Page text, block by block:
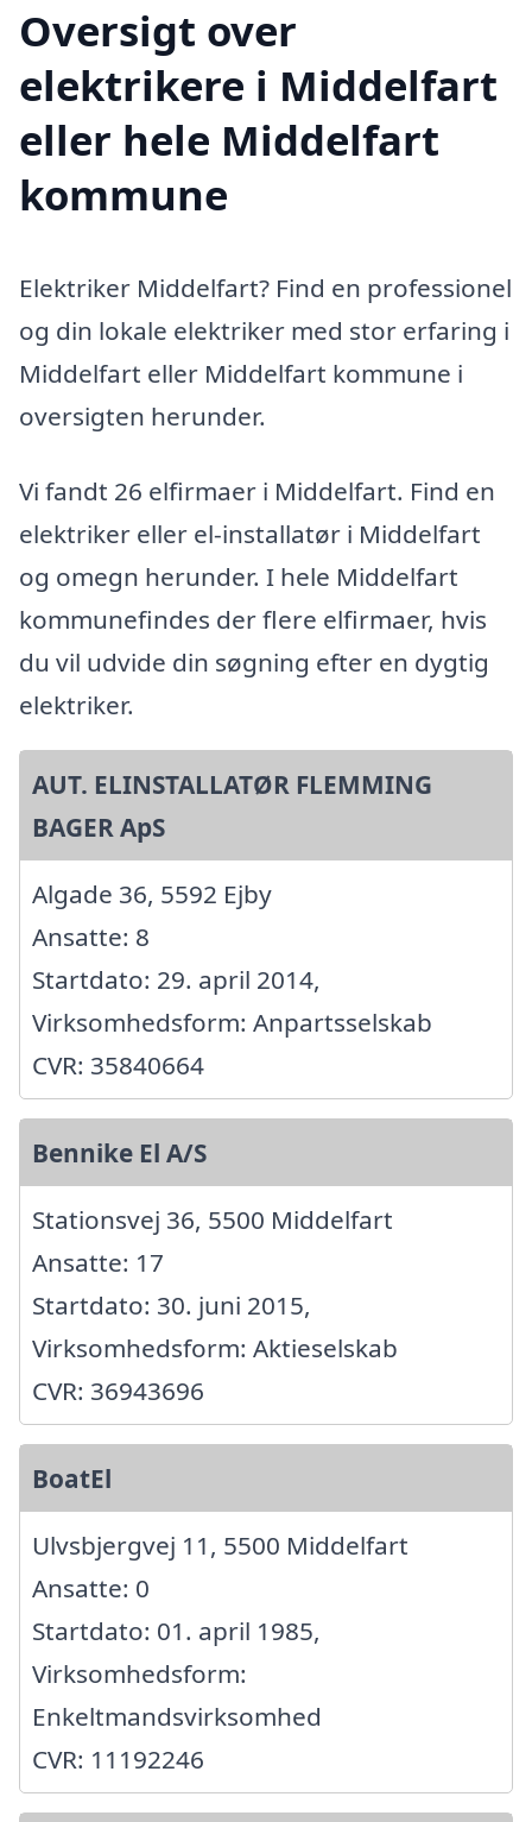
Oversigt over
elektrikere i Middelfart
eller hele Middelfart
kommune
Elektriker Middelfart? Find en professionel
og din lokale elektriker med stor erfaring i
Middelfart eller Middelfart kommune i
oversigten herunder.
Vi fandt 26 elfirmaer i Middelfart. Find en
elektriker eller el-installatør i Middelfart
og omegn herunder. I hele Middelfart
kommunefindes der flere elfirmaer, hvis
du vil udvide din søgning efter en dygtig
elektriker.
AUT. ELINSTALLATØR FLEMMING
BAGER ApS
Algade 36, 5592 Ejby
Ansatte: 8
Startdato: 29. april 2014,
Virksomhedsform: Anpartsselskab
CVR: 35840664
Bennike El A/S
Stationsvej 36, 5500 Middelfart
Ansatte: 17
Startdato: 30. juni 2015,
Virksomhedsform: Aktieselskab
CVR: 36943696
BoatEl
Ulvsbjergvej 11, 5500 Middelfart
Ansatte: 0
Startdato: 01. april 1985,
Virksomhedsform:
Enkeltmandsvirksomhed
CVR: 11192246